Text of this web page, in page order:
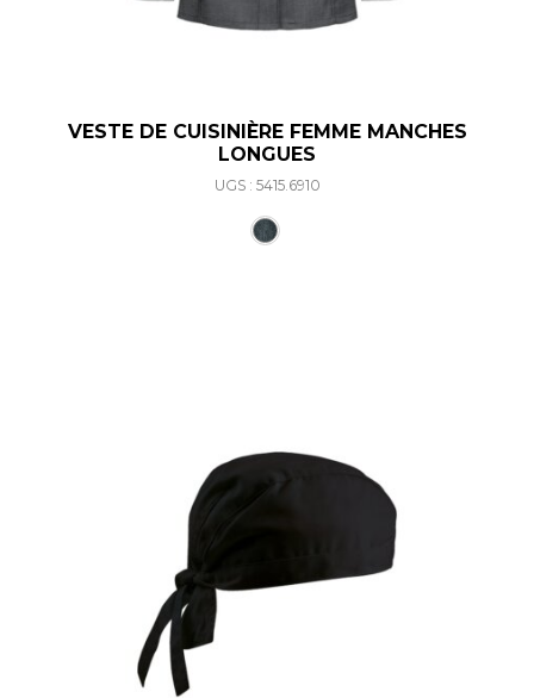
VESTE DE CUISINIÈRE FEMME MANCHES
LONGUES
UGS : 5415.6910